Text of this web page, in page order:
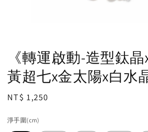
《轉運啟動-造型鈦
黃超七x金太陽x白水
Regular
NT$ 1,250
淨手圍(cm)